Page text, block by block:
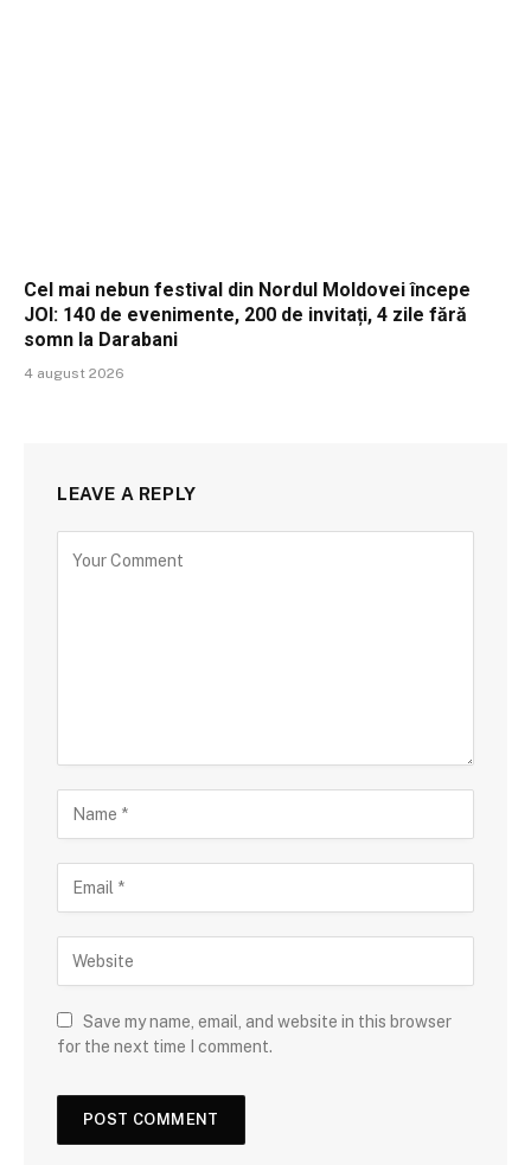
Cel mai nebun festival din Nordul Moldovei începe
JOI: 140 de evenimente, 200 de invitați, 4 zile fără
somn la Darabani
4 august 2026
LEAVE A REPLY
Save my name, email, and website in this browser
for the next time I comment.